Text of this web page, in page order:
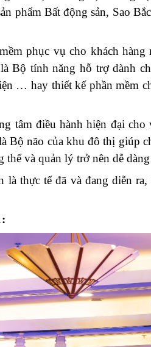
phẩm Bất động sản, Sao
phục vụ cho khách
Bộ tính năng hỗ trợ dành
… hay thiết kế phần mềm
tâm điều hành hiện đại
Bộ não của khu đô thị giúp
và quản lý trở nên dễ
thực tế đã và đang diễn